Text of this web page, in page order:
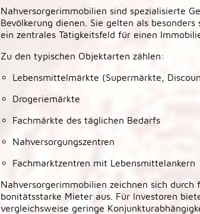
Nahversorgerimmobilien sind spezialisierte
Bevölkerung dienen. Sie gelten als
ein zentrales Tätigkeitsfeld für einen
Zu den typischen Objektarten zählen:
Lebensmittelmärkte (Supermärkte,
Drogeriemärkte
Fachmärkte des täglichen Bedarfs
Nahversorgungszentren
Fachmarktzentren mit Lebensmittelankern
Nahversorgerimmobilien zeichnen sich
bonitätsstarke Mieter aus. Für Investoren
vergleichsweise geringe